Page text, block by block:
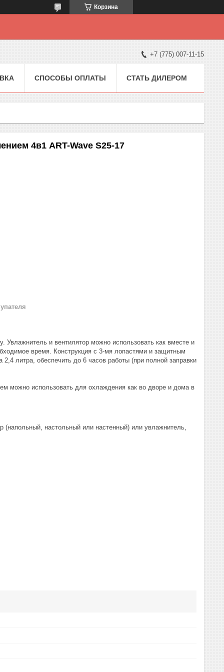
Корзина
+7 (775) 007-11-15
СПОСОБЫ ОПЛАТЫ СТАТЬ ДИЛЕРОМ
4в1 ART-Wave S25-17
и вентилятор можно использовать как вместе и
время. Конструкция с 3-мя лопастями и защитным
литра, обеспечить до 6 часов работы (при полной заправки
можно использовать для охлаждения как во дворе и дома в
(напольный, настольный или настенный) или увлажнитель,